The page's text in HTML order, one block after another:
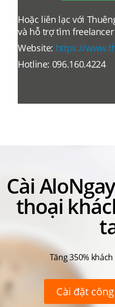
Hoặc liên lạc với
và hỗ trợ tìm
Website: https://
Hotline: 096.160.4224
Cài
thoại
Tăng 350%
Cài đặt